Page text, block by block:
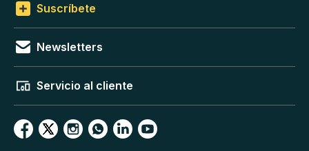
Suscríbete
Newsletters
Servicio al cliente